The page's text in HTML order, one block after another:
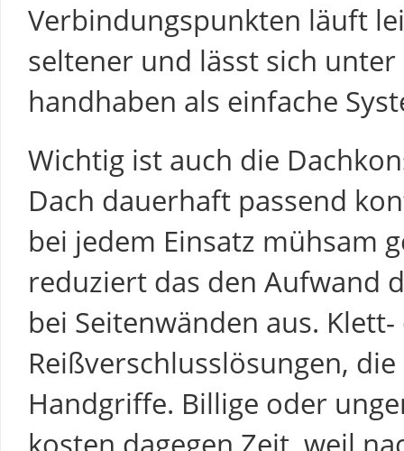
Verbindungspunkten läuft
seltener und lässt sich
handhaben als einfache
Wichtig ist auch die
Dach dauerhaft passend
bei jedem Einsatz mühsam
reduziert das den Aufwand
bei Seitenwänden aus.
Reißverschlusslösungen,
Handgriffe. Billige oder